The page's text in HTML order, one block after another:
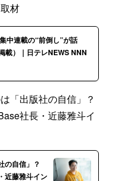
材
中連載の“前倒し”が話
）｜日テレNEWS NNN
「出版社の自信」？
社長・近藤雅斗イ
の自信」？
近藤雅斗イン